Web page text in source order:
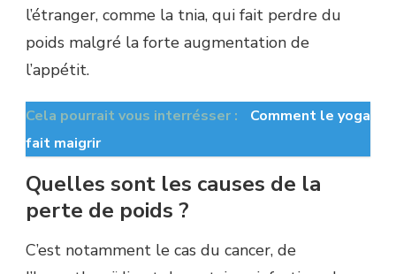
l’étranger, comme la tnia, qui fait perdre du
poids malgré la forte augmentation de
l’appétit.
Cela pourrait vous interrésser :
Comment le yoga
fait maigrir
Quelles sont les causes de la
perte de poids ?
C’est notamment le cas du cancer, de